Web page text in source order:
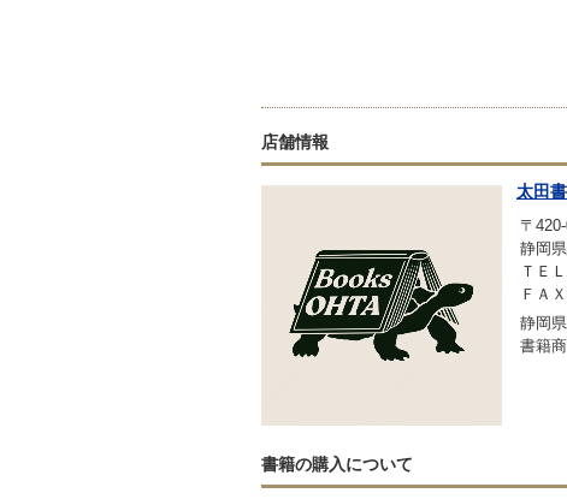
店舗情報
太田
〒
静岡
ＴＥ
ＦＡ
静岡
書籍
書籍の購入について